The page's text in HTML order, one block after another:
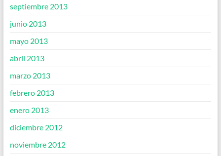
septiembre 2013
junio 2013
mayo 2013
abril 2013
marzo 2013
febrero 2013
enero 2013
diciembre 2012
noviembre 2012